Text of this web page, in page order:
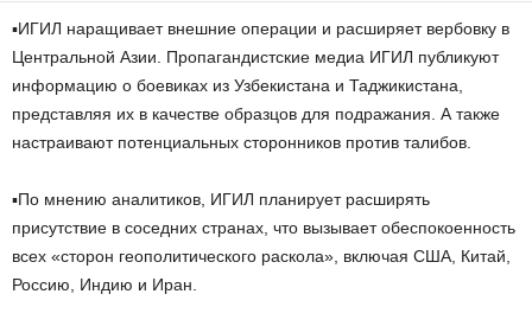
▪️ИГИЛ наращивает внешние операции и расширяет вербовку в
Центральной Азии. Пропагандистские медиа ИГИЛ публикуют
информацию о боевиках из Узбекистана и Таджикистана,
представляя их в качестве образцов для подражания. А также
настраивают потенциальных сторонников против талибов.
▪️По мнению аналитиков, ИГИЛ планирует расширять
присутствие в соседних странах, что вызывает обеспокоенность
всех «сторон геополитического раскола», включая США, Китай,
Россию, Индию и Иран.